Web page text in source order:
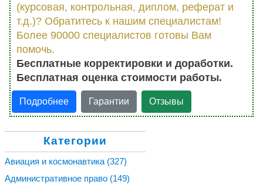
(курсовая, контрольная, диплом, реферат и
т.д.)? Обратитесь к нашим специалистам!
Более 90000 специалистов готовы Вам
помочь.
Бесплатные корректировки и доработки.
Бесплатная оценка стоимости работы.
Подробнее Гарантии Отзывы
Категории
Авиация и космонавтика (327)
Административное право (149)